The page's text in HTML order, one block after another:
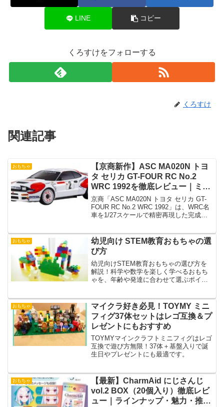
LINE コピー
くろすけをフォローする
くろすけ
関連記事
おもちゃ
【京商新作】ASC MA020N トヨ
タ セリカ GT-FOUR RC No.2
WRC 1992を徹底レビュー｜ミニ
ッツAWD最新ボディ
京商「ASC MA020N トヨタ セリカ GT-
FOUR RC No.2 WRC 1992」は、WRC名
車を1/27スケールで精密再現した完成ボ
おもちゃ
幼児向け STEM教育おもちゃの選
び方
幼児向けSTEM教育おもちゃの選び方を
解説！科学や数学を楽しく学べるおもち
ゃを、年齢や発達に合わせて選ぶポイン
おもちゃ
マイクラ好き必見！TOYMY ミニ
フィグ37体セットはレゴ互換＆プ
レゼントにもおすすめ
TOYMYマインクラフトミニフィグはレゴ
互換で遊び方無限！37体＋基盤入りで誕
生日やプレゼントにも最適です。
おもちゃ
【最新】CharmAid にじさんじ
vol.2 BOX（20個入り）徹底レビ
ュー｜ラインナップ・魅力・推し